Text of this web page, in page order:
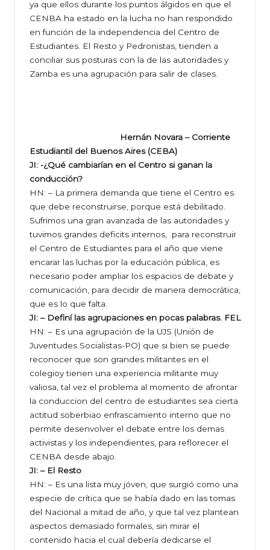
ya que ellos durante los puntos álgidos en que el
CENBA ha estado en la lucha no han respondido
en función de la independencia del Centro de
Estudiantes. El Resto y Pedronistas, tienden a
conciliar sus posturas con la de las autoridades y
Zamba es una agrupación para salir de clases.
Hernán Novara – Corriente
Estudiantil del Buenos Aires (CEBA)
JI: -¿Qué cambiarían en el Centro si ganan la
conducción?
HN: – La primera demanda que tiene el Centro es
que debe reconstruirse, porque está debilitado.
Sufrimos una gran avanzada de las autoridades y
tuvimos grandes deficits internos, para reconstruir
el Centro de Estudiantes para el año que viene
encarar las luchas por la educación pública, es
necesario poder ampliar los espacios de debate y
comunicación, para decidir de manera democrática,
que es lo que falta.
JI: – Definí las agrupaciones en pocas palabras. FEL
HN: – Es una agrupación de la UJS (Unión de
Juventudes Socialistas-PO) que si bien se puede
reconocer que son grandes militantes en el
colegioy tienen una experiencia militante muy
valiosa, tal vez el problema al momento de afrontar
la conduccion del centro de estudiantes sea cierta
actitud soberbiao enfrascamiento interno que no
permite desenvolver el debate entre los demas
activistas y los independientes, para reflorecer el
CENBA desde abajo.
JI: – El Resto
HN: – Es una lista muy jóven, que surgió como una
especie de crítica que se había dado en las tomas
del Nacional a mitad de año, y que tal vez plantean
aspectos demasiado formales, sin mirar el
contenido hacia el cual debería dedicarse el